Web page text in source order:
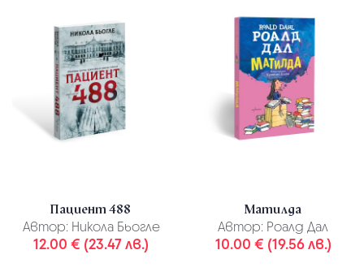
Пациент 488
Автор: Никола Бьогле
12.00 € (23.47 лв.)
Матилда
Автор: Роалд Дал
10.00 € (19.56 лв.)